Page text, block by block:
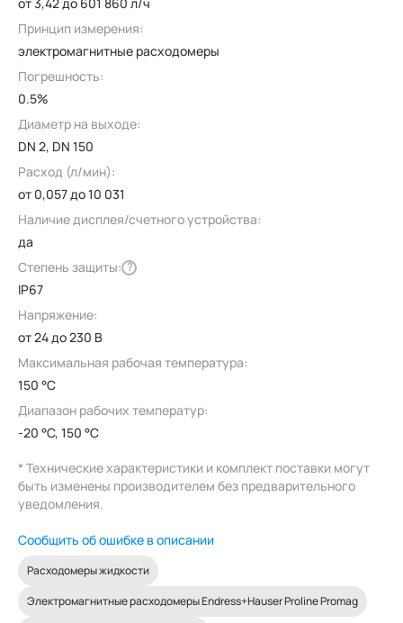
Принцип измерения:
электромагнитные расходомеры
Погрешность:
0.5%
Диаметр на выходе:
DN 2, DN 150
Расход (л/мин):
от 0,057 до 10 031
Наличие дисплея/счетного устройства:
да
Степень защиты: ?
IP67
Напряжение:
от 24 до 230 В
Максимальная рабочая температура:
150 °C
Диапазон рабочих температур:
-20 °C, 150 °C
* Технические характеристики и комплект поставки могут
быть изменены производителем без предварительного
уведомления.
Сообщить об ошибке в описании
Расходомеры жидкости
Электромагнитные расходомеры Endress+Hauser Proline Promag